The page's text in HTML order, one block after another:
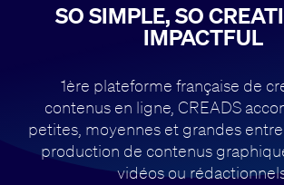
SO SIMPLE, SO
IMPACTFUL
1ère plateforme française de
contenus en ligne, CREADS
petites, moyennes et grandes
production de contenus
vidéos ou